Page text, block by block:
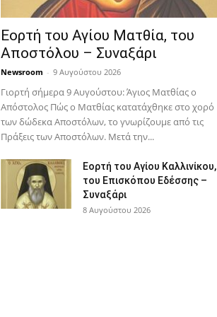
Εορτή του Αγίου Ματθία, του
Αποστόλου – Συναξάρι
Newsroom - 9 Αυγούστου 2026
Γιορτή σήμερα 9 Αυγούστου: Άγιος Ματθίας ο
Απόστολος Πώς ο Ματθίας κατατάχθηκε στο χορό
των δώδεκα Αποστόλων, το γνωρίζουμε από τις
Πράξεις των Αποστόλων. Μετά την...
Εορτή του Αγίου Καλλινίκου,
του Επισκόπου Εδέσσης –
Συναξάρι
8 Αυγούστου 2026